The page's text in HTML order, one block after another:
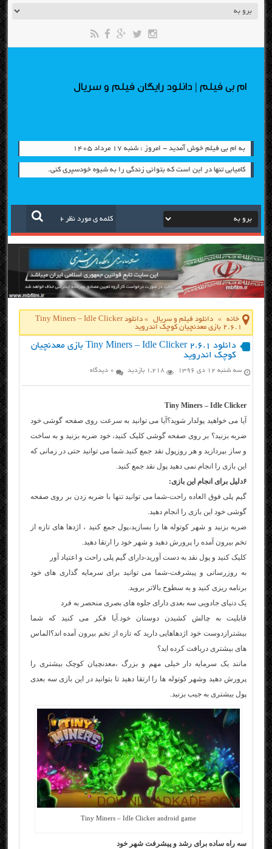
ام بی فیلم | دانلود رایگان فیلم و سریال
به ام بی فیلم خوش آمدید - امروز : شنبه ۱۷ مرداد ۱۴۰۵
کامیابی تنها در این است که بتوانی زندگی را به شیوه خودسپری کنی.
خانه » دانلود فیلم و سریال »
دانلود Tiny Miners – Idle Clicker
2.6.1 بازی معدنچیان کوچک اندروید
دانلود Tiny Miners – Idle Clicker 2.6.1 بازی معدنچیان
کوچک اندروید
سه شنبه ۱۲ دی ۱۳۹۶ 1,218 بازدید 0 دیدگاه
Tiny Miners – Idle Clicker
آیا می خواهید پولدار شوید؟آیا می توانید به سرعت روی صفحه گوشی خود
ضربه بزنید؟ بر روی صفحه گوشی کلیک کنید، خود ضربه بزنید و به ساخت
و ساز بپردازید و هر روزپول نقد جمع کنید.شما می توانید حتی در زمانی که
این بازی را انجام نمی دهید پول نقد جمع کنید.
۶دلیل برای انجام این بازی:
گیم پلی فوق العاده راحت-شما می توانید تنها با ضربه زدن بر روی صفحه
گوشی خود این بازی را انجام دهید.
ضربه بزنید و شهر کوتوله ها را بسازید،پول جمع کنید ، اژدها های تازه از
تخم بیرون آمده را پرورش دهید و شهر خود را ارتقا دهید.
کلیک کنید و پول نقد به دست آورید-دارای گیم پلی راحت و اعتیاد آور
به روزرسانی و پیشرفت-شما می توانید برای سرمایه گذاری های خود
برنامه ریزی کنید و به سطوح بالاتر بروید.
یک دنیای جادویی سه بعدی دارای جلوه های بصری منحصر به فرد
قابلیت به چالش کشیدن دوستان خود.آیا فکر می کنید که شما
بیشترازدوست خود اژدهاهایی دارید که تازه از تخم بیرون آمده اند؟الماس
های بیشتری دریافت کرده اید؟
مانند یک سرمایه دار خیلی مهم و بزرگ ،معدنچیان کوچک بیشتری را
پرورش دهید وشهر کوتوله ها را ارتقا دهید تا بتوانید در این بازی سه بعدی
پول بیشتری به جیب بزنید.
Tiny Miners – Idle Clicker android game
سه راه ساده برای رشد و پیشرفت شهر خود